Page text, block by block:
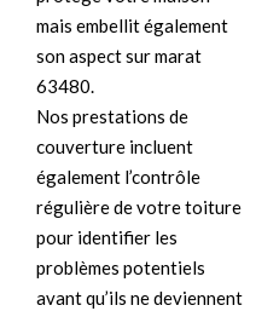
mais embellit également
son aspect sur marat
63480.
Nos prestations de
couverture incluent
également l’contrôle
régulière de votre toiture
pour identifier les
problèmes potentiels
avant qu’ils ne deviennent